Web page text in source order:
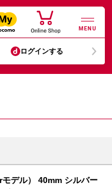
MENU
ログインする
デル） 40mm シルバー